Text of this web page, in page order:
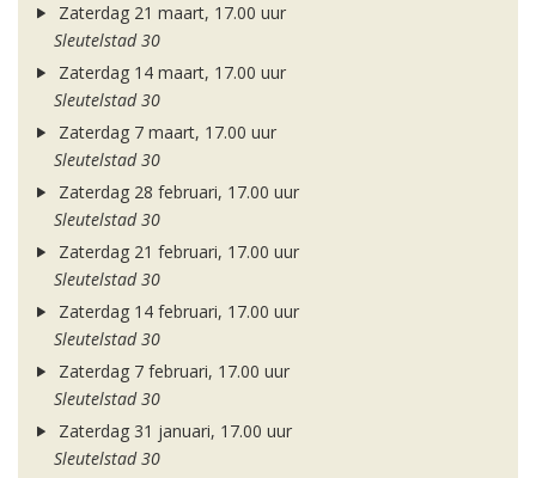
Zaterdag 21 maart, 17.00 uur
Sleutelstad 30
Zaterdag 14 maart, 17.00 uur
Sleutelstad 30
Zaterdag 7 maart, 17.00 uur
Sleutelstad 30
Zaterdag 28 februari, 17.00 uur
Sleutelstad 30
Zaterdag 21 februari, 17.00 uur
Sleutelstad 30
Zaterdag 14 februari, 17.00 uur
Sleutelstad 30
Zaterdag 7 februari, 17.00 uur
Sleutelstad 30
Zaterdag 31 januari, 17.00 uur
Sleutelstad 30